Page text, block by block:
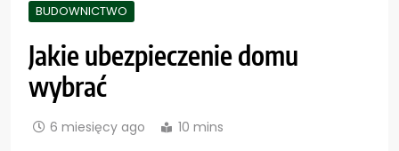
BUDOWNICTWO
Jakie ubezpieczenie domu
wybrać
6 miesięcy ago 10 mins